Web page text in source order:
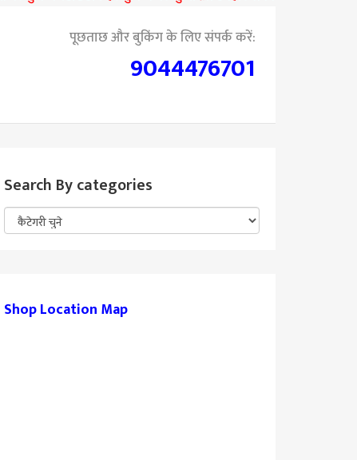
पूछताछ और बुकिंग के लिए संपर्क करें:
9044476701
Search By categories
Shop Location Map